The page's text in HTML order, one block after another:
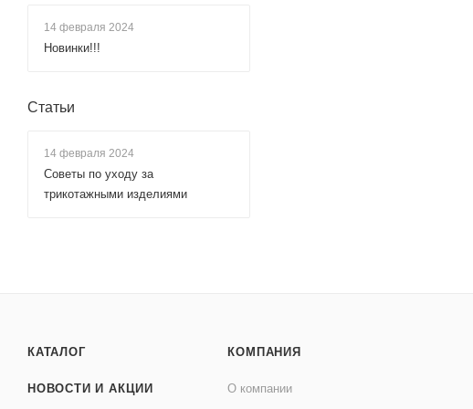
14 февраля 2024
Новинки!!!
Статьи
14 февраля 2024
Советы по уходу за
трикотажными изделиями
КАТАЛОГ
НОВОСТИ И АКЦИИ
КОМПАНИЯ
О компании